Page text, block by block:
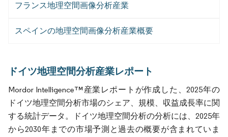
フランス地理空間画像分析産業
スペインの地理空間画像分析産業概要
ドイツ地理空間分析産業レポート
Mordor Intelligence™産業レポートが作成した、2025年の
ドイツ地理空間分析市場のシェア、規模、収益成長率に関
する統計データ。ドイツ地理空間分析の分析には、2025年
から2030年までの市場予測と過去の概要が含まれていま